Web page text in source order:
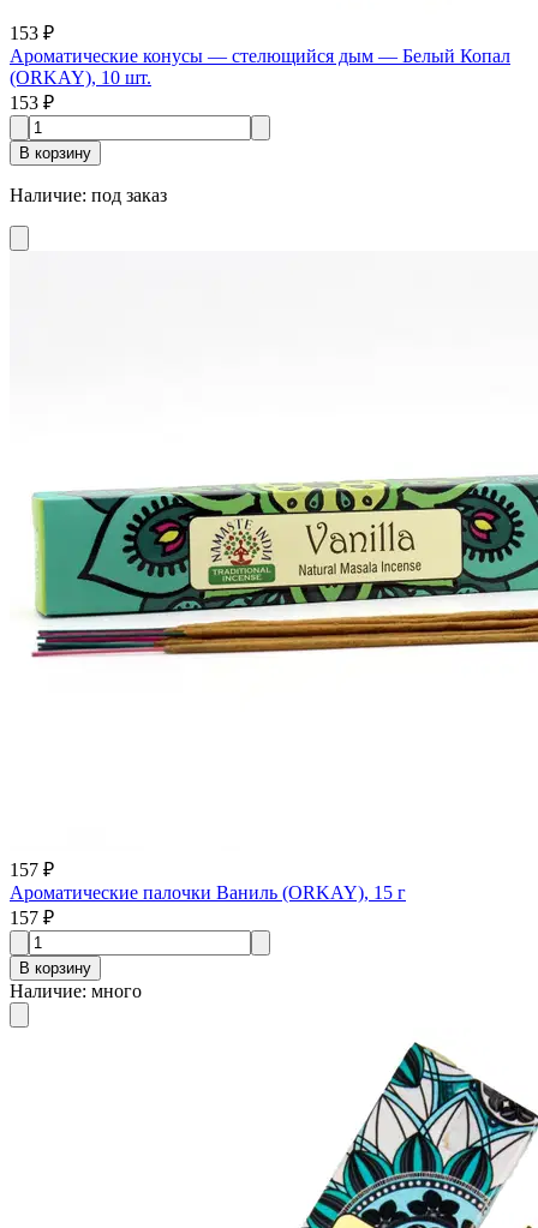
153 ₽
Ароматические конусы — стелющийся дым — Белый Копал
(ORKAY), 10 шт.
153 ₽
В корзину
Наличие: под заказ
157 ₽
Ароматические палочки Ваниль (ORKAY), 15 г
157 ₽
В корзину
Наличие: много